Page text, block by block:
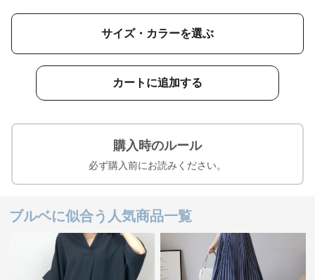
サイズ・カラーを選ぶ
カートに追加する
購入時のルール
必ず購入前にお読みください。
ブルベに似合う人気商品一覧